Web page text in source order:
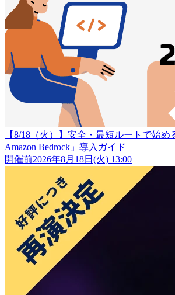
【8/18（火）】安全・最短ルートで始め
Amazon Bedrock」導入ガイド
開催前2026年8月18日(火) 13:00